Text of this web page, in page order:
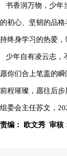
书香润万物，少年
的初心、坚韧的品
持终身学习的热爱
少年自有凌云志，
愿你们合上笔盖的
前程璀璨，愿往后
组委会主任苏文，
责编： 欧文秀 审核